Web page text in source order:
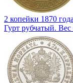
2 копейки 1870 года
Гурт рубчатый.